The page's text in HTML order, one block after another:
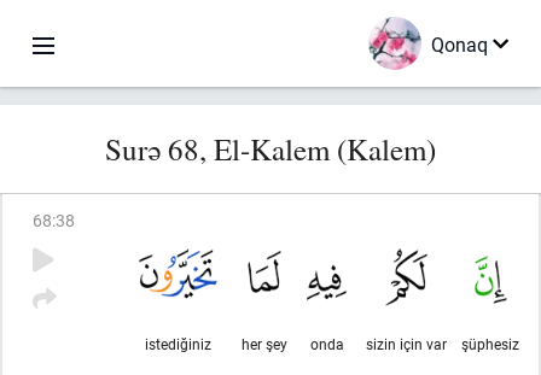
Qonaq
Surə 68, El-Kalem (Kalem)
68:38
şüphesiz
sizin için var
onda
her şey
istediğiniz